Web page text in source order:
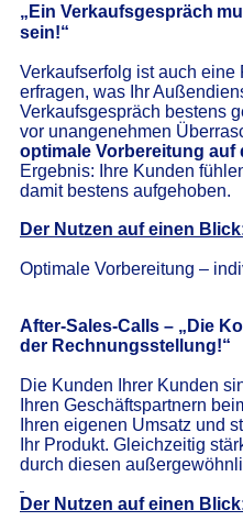
„Ein Verkaufsgespräch
sein!“
Verkaufserfolg ist auch eine
erfragen, was Ihr
Verkaufsgespräch bestens
vor unangenehmen
optimale Vorbereitung auf
Ergebnis: Ihre Kunden
damit bestens aufgehoben.
Der Nutzen auf einen
Optimale Vorbereitung –
After-Sales-Calls – „Die
der Rechnungsstellung!“
Die Kunden Ihrer Kunden
Ihren Geschäftspartnern
Ihren eigenen Umsatz und
Ihr Produkt. Gleichzeitig
durch diesen
Der Nutzen auf einen